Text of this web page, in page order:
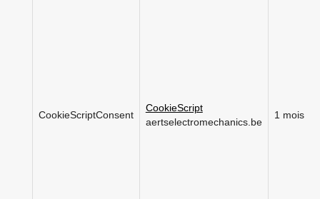
CookieScriptConsent
CookieScript
aertselectromechanics.be
1 mois